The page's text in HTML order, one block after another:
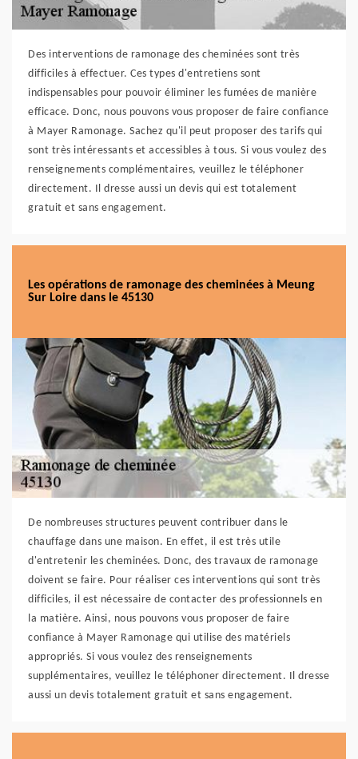
Des interventions de ramonage des cheminées sont très
difficiles à effectuer. Ces types d'entretiens sont
indispensables pour pouvoir éliminer les fumées de manière
efficace. Donc, nous pouvons vous proposer de faire confiance
à Mayer Ramonage. Sachez qu'il peut proposer des tarifs qui
sont très intéressants et accessibles à tous. Si vous voulez des
renseignements complémentaires, veuillez le téléphoner
directement. Il dresse aussi un devis qui est totalement
gratuit et sans engagement.
Les opérations de ramonage des cheminées à Meung
Sur Loire dans le 45130
De nombreuses structures peuvent contribuer dans le
chauffage dans une maison. En effet, il est très utile
d'entretenir les cheminées. Donc, des travaux de ramonage
doivent se faire. Pour réaliser ces interventions qui sont très
difficiles, il est nécessaire de contacter des professionnels en
la matière. Ainsi, nous pouvons vous proposer de faire
confiance à Mayer Ramonage qui utilise des matériels
appropriés. Si vous voulez des renseignements
supplémentaires, veuillez le téléphoner directement. Il dresse
aussi un devis totalement gratuit et sans engagement.